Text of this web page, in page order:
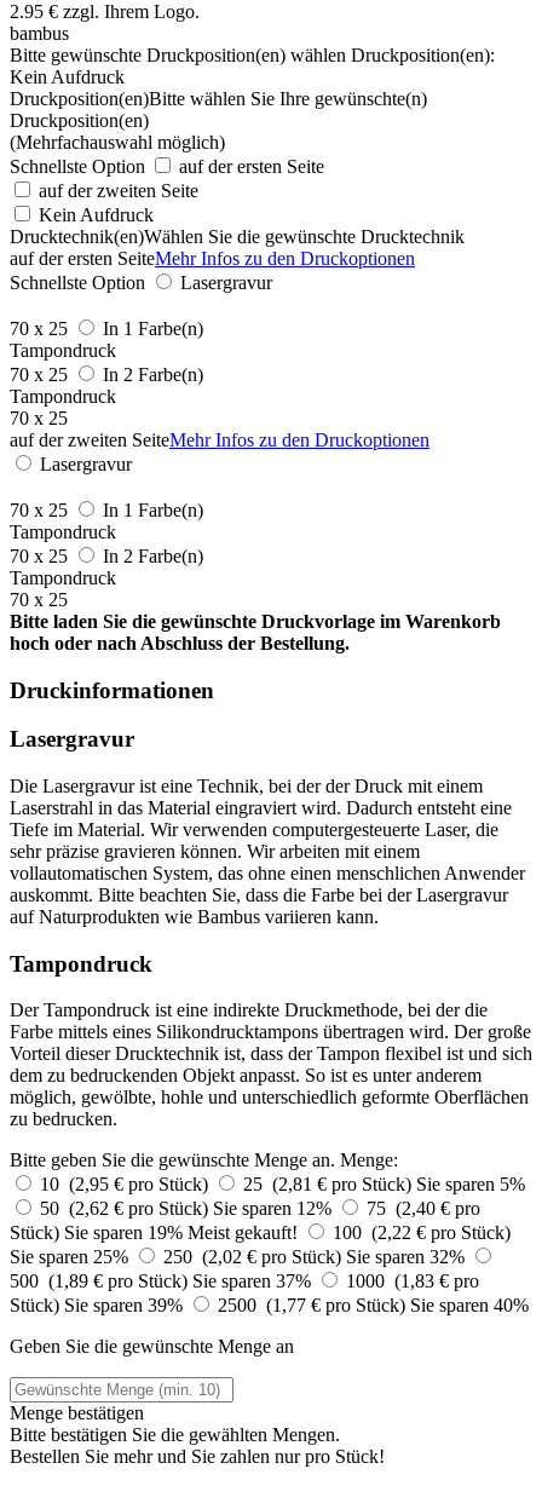
bambus
Bitte gewünschte Druckposition(en) wählen Druckposition(en):
Kein Aufdruck
Druckposition(en)Bitte wählen Sie Ihre gewünschte(n)
Druckposition(en)
(Mehrfachauswahl möglich)
Schnellste Option
auf der ersten Seite
auf der zweiten Seite
Kein Aufdruck
Drucktechnik(en)Wählen Sie die gewünschte Drucktechnik
auf der ersten SeiteMehr Infos zu den Druckoptionen
Schnellste Option
Lasergravur
70 x 25
In 1 Farbe(n)
Tampondruck
70 x 25
In 2 Farbe(n)
Tampondruck
70 x 25
auf der zweiten SeiteMehr Infos zu den Druckoptionen
Lasergravur
70 x 25
In 1 Farbe(n)
Tampondruck
70 x 25
In 2 Farbe(n)
Tampondruck
70 x 25
Bitte laden Sie die gewünschte Druckvorlage im Warenkorb
hoch oder nach Abschluss der Bestellung.
Druckinformationen
Lasergravur
Die Lasergravur ist eine Technik, bei der der Druck mit einem
Laserstrahl in das Material eingraviert wird. Dadurch entsteht eine
Tiefe im Material. Wir verwenden computergesteuerte Laser, die
sehr präzise gravieren können. Wir arbeiten mit einem
vollautomatischen System, das ohne einen menschlichen Anwender
auskommt. Bitte beachten Sie, dass die Farbe bei der Lasergravur
auf Naturprodukten wie Bambus variieren kann.
Tampondruck
Der Tampondruck ist eine indirekte Druckmethode, bei der die
Farbe mittels eines Silikondrucktampons übertragen wird. Der große
Vorteil dieser Drucktechnik ist, dass der Tampon flexibel ist und sich
dem zu bedruckenden Objekt anpasst. So ist es unter anderem
möglich, gewölbte, hohle und unterschiedlich geformte Oberflächen
zu bedrucken.
Bitte geben Sie die gewünschte Menge an. Menge:
10 (2,95 € pro Stück)
25 (2,81 € pro Stück) Sie sparen 5%
50 (2,62 € pro Stück) Sie sparen 12%
75 (2,40 € pro
Stück) Sie sparen 19% Meist gekauft!
100 (2,22 € pro Stück)
Sie sparen 25%
250 (2,02 € pro Stück) Sie sparen 32%
500 (1,89 € pro Stück) Sie sparen 37%
1000 (1,83 € pro
Stück) Sie sparen 39% 2500 (1,77 € pro Stück) Sie sparen 40%
Geben Sie die gewünschte Menge an
Menge bestätigen
Bitte bestätigen Sie die gewählten Mengen.
Bestellen Sie mehr und Sie zahlen nurpro Stück!